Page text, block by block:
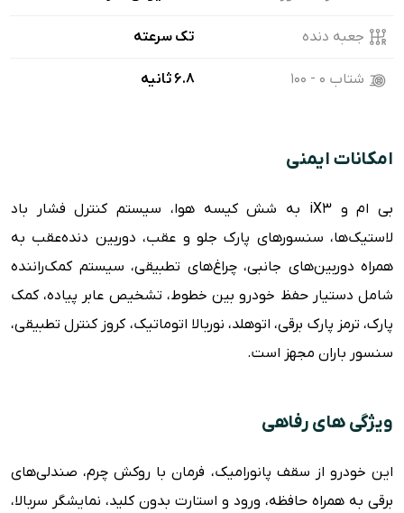
جعبه دنده تک سرعته
شتاب ۰ - ۱۰۰ 6.8 ثانیه
امکانات ایمنی
بی ام و iX3 به شش کیسه هوا، سیستم کنترل فشار باد
لاستیک‌ها، سنسورهای پارک جلو و عقب، دوربین دنده‌عقب به
همراه دوربین‌های جانبی، چراغ‌های تطبیقی، سیستم کمک‌راننده
شامل دستیار حفظ خودرو بین خطوط، تشخیص عابر پیاده، کمک
پارک، ترمز پارک برقی، اتوهلد، نوربالا اتوماتیک، کروز کنترل تطبیقی،
سنسور باران مجهز است.
ویژگی های رفاهی
این خودرو از سقف پانورامیک، فرمان با روکش چرم، صندلی‌های
برقی به همراه حافظه، ورود و استارت بدون کلید، نمایشگر سربالا،